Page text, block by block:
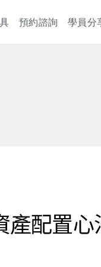
預約諮詢 學員分
產配置心